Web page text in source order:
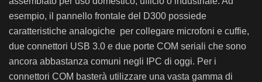
esempio, il pannello frontale del D300 possiede
caratteristiche analogiche per collegare microfoni e cuffie,
due connettori USB 3.0 e due porte COM seriali che sono
ancora abbastanza comuni negli IPC di oggi. Per i
connettori COM basterà utilizzare una vasta gamma di